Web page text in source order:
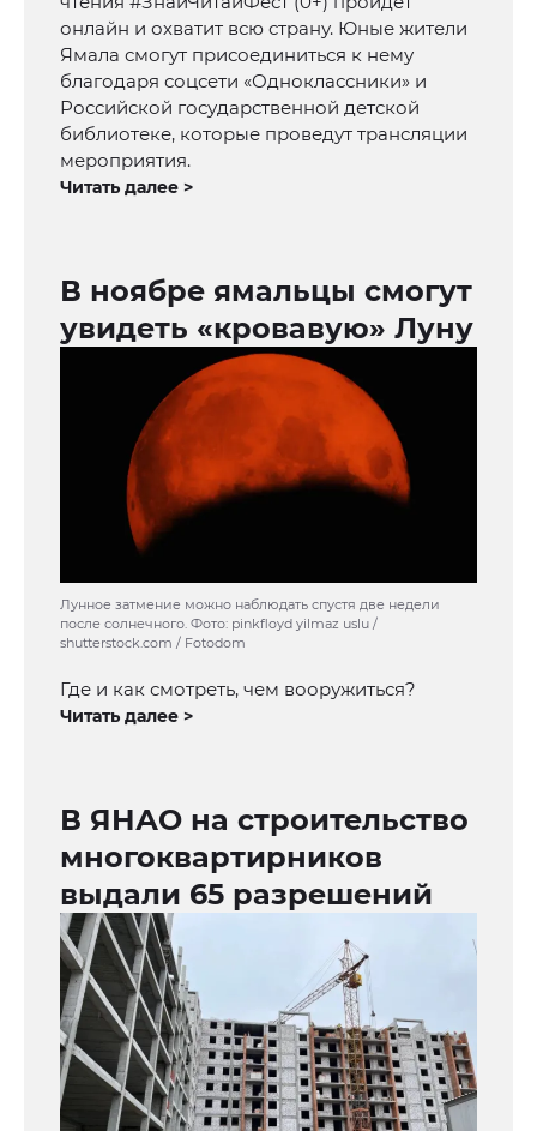
онлайн и охватит всю страну. Юные жители
Ямала смогут присоединиться к нему
благодаря соцсети «Одноклассники» и
Российской государственной детской
библиотеке, которые проведут трансляции
мероприятия.
Читать далее >
В ноябре ямальцы смогут
увидеть «кровавую» Луну
Лунное затмение можно наблюдать спустя две недели
после солнечного. Фото: pinkfloyd yilmaz uslu /
shutterstock.com / Fotodom
Где и как смотреть, чем вооружиться?
Читать далее >
В ЯНАО на строительство
многоквартирников
выдали 65 разрешений